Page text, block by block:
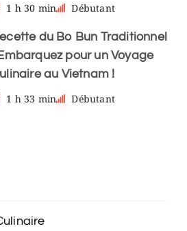
1 h 30 min
Débutant
du Bo Bun Traditionnel
pour un Voyage
au Vietnam !
1 h 33 min
Débutant